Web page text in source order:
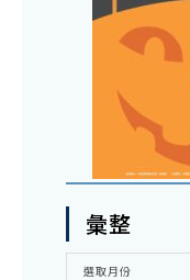
彙整
彙
選取月份